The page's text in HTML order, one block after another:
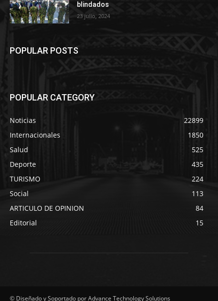
blindados
23 julio, 2024
POPULAR POSTS
POPULAR CATEGORY
Noticias
22899
Internacionales
1850
Salud
525
Deporte
435
TURISMO
224
Social
113
ARTICULO DE OPINION
84
Editorial
15
© Diseñado y Soportado por Advance Technology Solutions